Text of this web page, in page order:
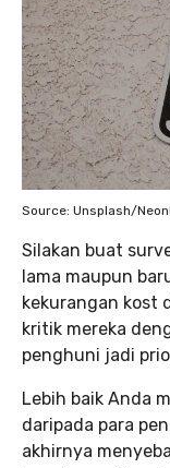
Source: Unsplash/
Silakan buat
lama maupun
kekurangan kost
kritik mereka
penghuni jadi
Lebih baik Anda
daripada para
akhirnya